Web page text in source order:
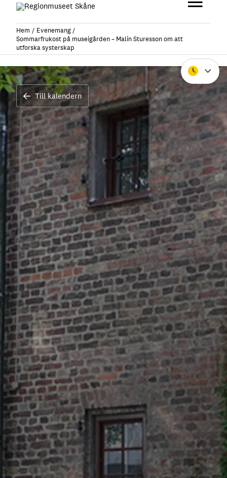
Hoppa
innehåll
Stäng
Hem
Evenemang
Sommarfrukost på museigården – Malin Sturesson om att
utforska systerskap
Till kalendern